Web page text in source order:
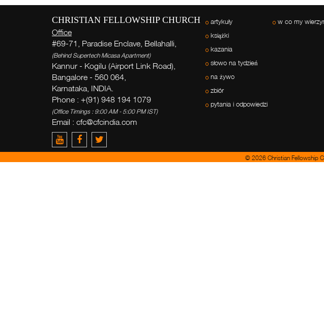
CHRISTIAN FELLOWSHIP CHURCH
Office
#69-71, Paradise Enclave, Bellahalli,
(Behind Supertech Micasa Apartment)
Kannur - Kogilu (Airport Link Road),
Bangalore - 560 064,
Karnataka, INDIA.
Phone : +(91) 948 194 1079
(Office Timings : 9:00 AM - 5:00 PM IST)
Email : cfc@cfcindia.com
artykuły
książki
kazania
słowo na tydzień
na żywo
zbiór
pytania i odpowiedzi
w co my
© 2026 Christian Fellowship